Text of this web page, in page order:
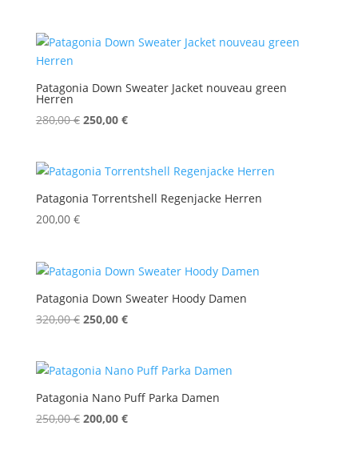
550,00 €400,00 €.
Patagonia Down Sweater Jacket nouveau green
Herren
280,00€ Ursprünglicher
280,00 €
250,00 €Aktueller
250,00 €.
Patagonia Torrentshell Regenjacke Herren
200,00 €
Patagonia Down Sweater Hoody Damen
320,00€ Ursprünglicher
320,00 €
250,00 €Aktueller
250,00 €.
Patagonia Nano Puff Parka Damen
250,00€ Ursprünglicher
200,00 €Aktueller